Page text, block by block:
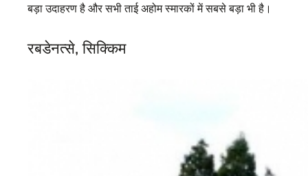
बड़ा उदाहरण है और सभी ताई अहोम स्मारकों में सबसे बड़ा भी है।
रबडेनत्से, सिक्किम